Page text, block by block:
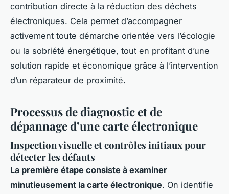
contribution directe à la réduction des déchets
électroniques. Cela permet d’accompagner
activement toute démarche orientée vers l’écologie
ou la sobriété énergétique, tout en profitant d’une
solution rapide et économique grâce à l’intervention
d’un réparateur de proximité.
Processus de diagnostic et de
dépannage d’une carte électronique
Inspection visuelle et contrôles initiaux pour
détecter les défauts
La première étape consiste à examiner
minutieusement la carte électronique. On identifie